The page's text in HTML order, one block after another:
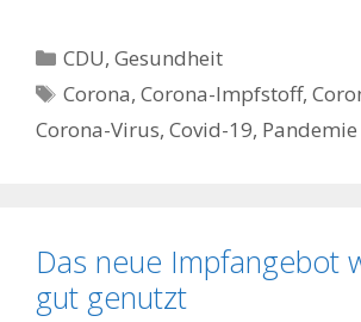
Kategorien
CDU,Gesundheit
Schlagwörter
Corona,Corona-Impfstoff,
Corona-Virus, Covid-19, Pandemie
Das neue Impfangebot
gut genutzt